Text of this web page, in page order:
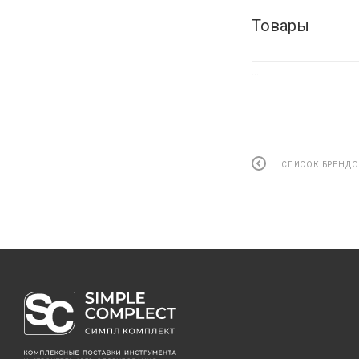
Товары
...
СПИСОК